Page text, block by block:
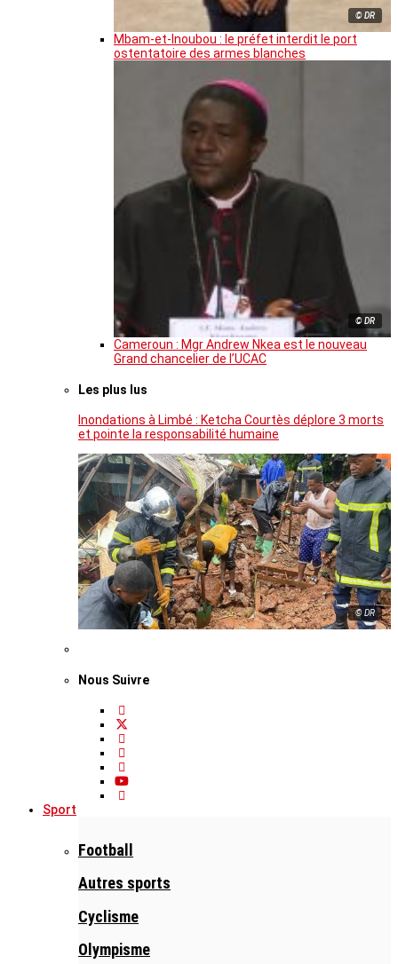
© DR
Mbam-et-Inoubou : le préfet interdit le port
ostentatoire des armes blanches
© DR
Cameroun : Mgr Andrew Nkea est le nouveau
Grand chancelier de l’UCAC
Les plus lus
Inondations à Limbé : Ketcha Courtès déplore 3 morts
et pointe la responsabilité humaine
© DR
Nous Suivre
Sport
Football
Autres sports
Cyclisme
Olympisme